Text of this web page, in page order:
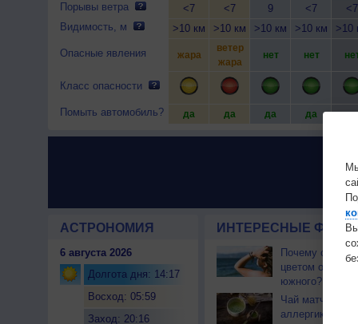
Порывы ветра
Видимость, м
Опасные явления
Класс опасности
Помыть автомобиль?
<7
>10 км
жара
да
<7
>10 км
ветер
жара
да
9
>10 км
нет
да
<7
>10 км
нет
да
<7
>10
да
АСТРОНОМИЯ
6 августа 2026
Долгота дня: 14:17
Восход: 05:59
Заход: 20:16
ИНТЕРЕСНЫЕ
Почему
цветом
южного?
Чай матча
аллергикам